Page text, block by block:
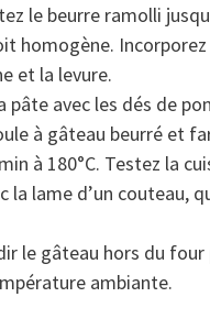
le beurre ramolli
homogène.
et la levure.
pâte avec les dés de
à gâteau beurré et
à 180°C. Testez la
la lame d’un couteau,
le gâteau hors du
ambiante.